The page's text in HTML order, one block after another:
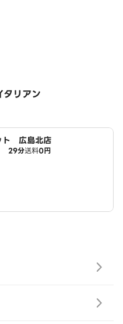
リアン
ト 広島北店
29分送料0円